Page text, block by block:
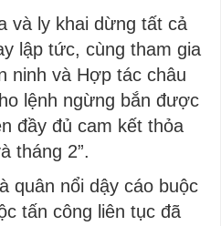
và ly khai dừng tất cả
lập tức, cùng tham gia
ninh và Hợp tác châu
lệnh ngừng bắn được
đầy đủ cam kết thỏa
tháng 2”.
quân nổi dậy cáo buộc
tấn công liên tục đã